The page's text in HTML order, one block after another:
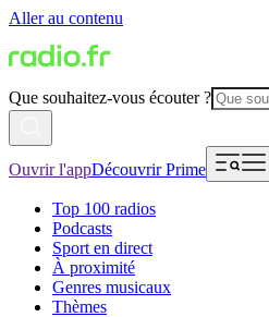
Aller au contenu
Que souhaitez-vous écouter ?
Ouvrir l'appDécouvrir Prime
Top 100 radios
Podcasts
Sport en direct
À proximité
Genres musicaux
Thèmes